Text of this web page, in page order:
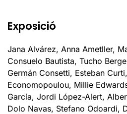
Exposició
Jana Alvárez, Anna Ametller,
Consuelo Bautista, Tucho
Germán Consetti, Esteban
Economopoulou, Millie
García, Jordi López-Alert,
Dolo Navas, Stefano Odoardi,